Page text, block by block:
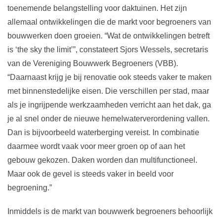
toenemende belangstelling voor daktuinen. Het zijn
allemaal ontwikkelingen die de markt voor begroeners van
bouwwerken doen groeien. “Wat de ontwikkelingen betreft
is ‘the sky the limit’”, constateert Sjors Wessels, secretaris
van de Vereniging Bouwwerk Begroeners (VBB).
“Daarnaast krijg je bij renovatie ook steeds vaker te maken
met binnenstedelijke eisen. Die verschillen per stad, maar
als je ingrijpende werkzaamheden verricht aan het dak, ga
je al snel onder de nieuwe hemelwaterverordening vallen.
Dan is bijvoorbeeld waterberging vereist. In combinatie
daarmee wordt vaak voor meer groen op of aan het
gebouw gekozen. Daken worden dan multifunctioneel.
Maar ook de gevel is steeds vaker in beeld voor
begroening.”
Inmiddels is de markt van bouwwerk begroeners behoorlijk